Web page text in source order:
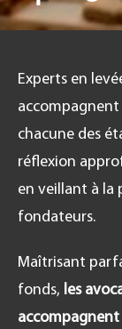
Experts en
accompagnent
chacune des
réflexion
en veillant à la
fondateurs.
Maîtrisant
fonds, les